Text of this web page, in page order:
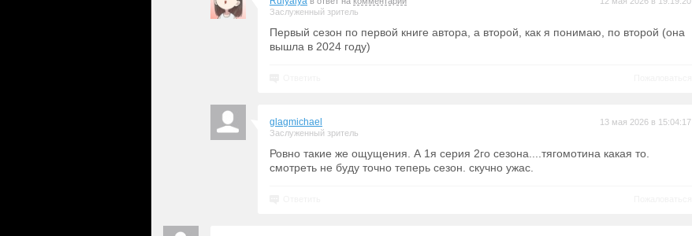
Заслуженный зритель
Первый сезон по первой книге автора, а второй, как я понимаю, по второй (она
вышла в 2024 году)
glagmichael
Заслуженный зритель
13 мая 2026 в 15:04:17
Ровно такие же ощущения. А 1я серия 2го сезона....тягомотина какая то.
смотреть не буду точно теперь сезон. скучно ужас.